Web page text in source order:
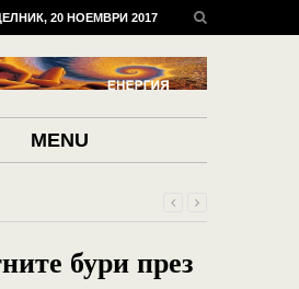
20 НОЕМВРИ 2017
MENU
бури през